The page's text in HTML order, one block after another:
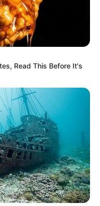
Read This Before It's